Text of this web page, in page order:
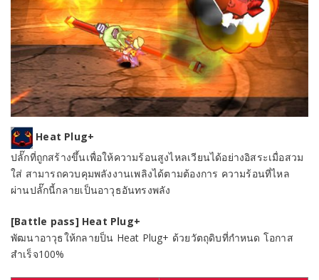
Heat Plug+
ปลั๊กที่ถูกสร้างขึ้นเพื่อให้ความร้อนสูงไหลเวียนได้อย่างอิสระเมื่อสวม
ใส่ สามารถควบคุมพลังงานเพลิงได้ตามต้องการ ความร้อนที่ไหล
ผ่านปลั๊กนี้กลายเป็นอาวุธอันทรงพลัง
[Battle pass] Heat Plug+
พัฒนาอาวุธให้กลายป็น Heat Plug+ ด้วยวัตถุดิบที่กำหนด โอกาส
สำเร็จ100%